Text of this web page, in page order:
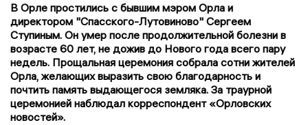
В Орле простились с бывшим мэром Орла и
директором "Спасского-Лутовиново" Сергеем
Ступиным. Он умер после продолжительной болезни в
возрасте 60 лет, не дожив до Нового года всего пару
недель. Прощальная церемония собрала сотни жителей
Орла, желающих выразить свою благодарность и
почтить память выдающегося земляка. За траурной
церемонией наблюдал корреспондент «Орловских
новостей».